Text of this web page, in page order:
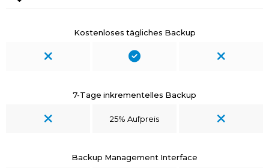
Kostenloses tägliches Backup
7-Tage inkrementelles Backup
25% Aufpreis
Backup Management Interface